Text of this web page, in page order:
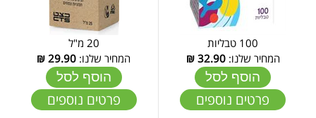
100 טבליות
המחיר שלנו:32.90
₪
הוסף לסל
פרטים נוספים
20 מ"ל
המחיר שלנו: 29.90
₪
הוסף לסל
פרטים נוספים